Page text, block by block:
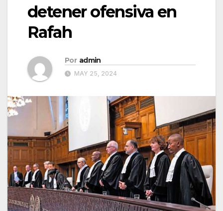
detener ofensiva en
Rafah
Por admin
MAY 25, 2024